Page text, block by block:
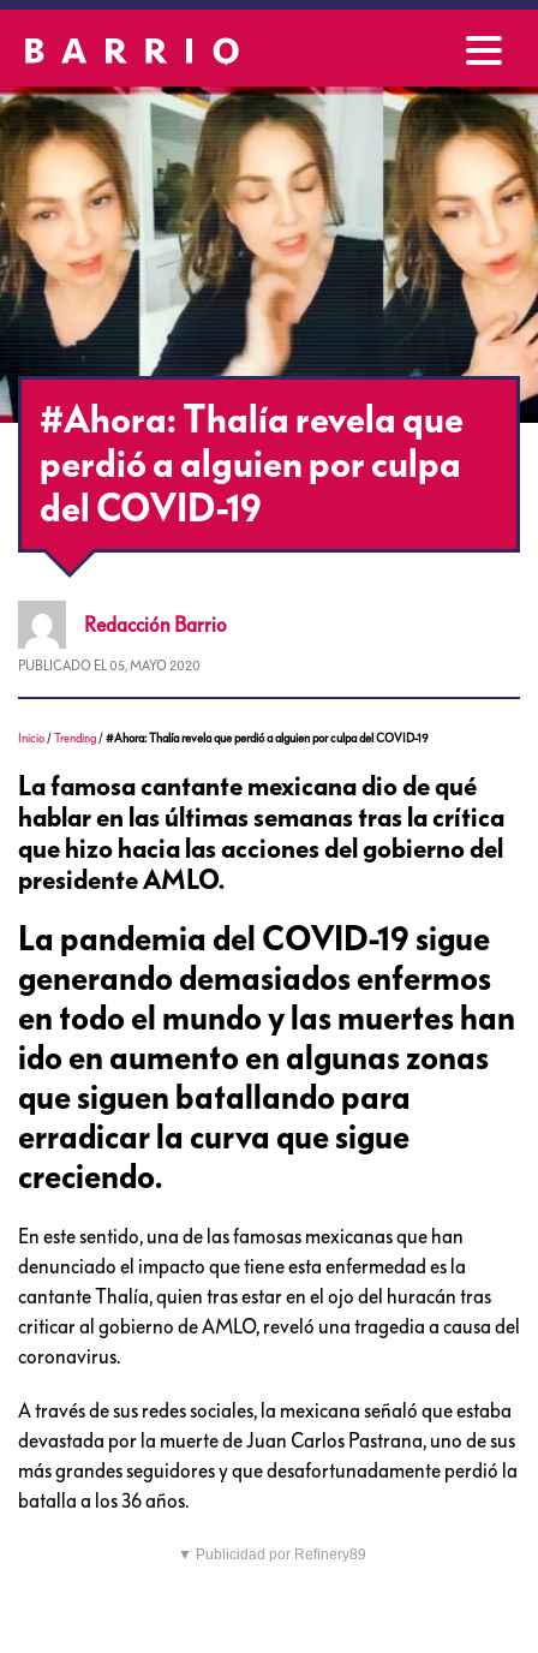
#Ahora: Thalía revela que
perdió a alguien por culpa
del COVID-19
Redacción Barrio
PUBLICADO EL 05, MAYO 2020
Inicio /Trending /#Ahora: Thalía revela que perdió a alguien por culpa del COVID-19
La famosa cantante mexicana dio de qué
hablar en las últimas semanas tras la crítica
que hizo hacia las acciones del gobierno del
presidente AMLO.
La pandemia del COVID-19 sigue
generando demasiados enfermos
en todo el mundo y las muertes han
ido en aumento en algunas zonas
que siguen batallando para
erradicar la curva que sigue
creciendo.
En este sentido, una de las famosas mexicanas que han
denunciado el impacto que tiene esta enfermedad es la
cantante Thalía, quien tras estar en el ojo del huracán tras
criticar al gobierno de AMLO, reveló una tragedia a causa del
coronavirus.
A través de sus redes sociales, la mexicana señaló que estaba
devastada por la muerte de Juan Carlos Pastrana, uno de sus
más grandes seguidores y que desafortunadamente perdió la
batalla a los 36 años.
▼ Publicidad por Refinery89